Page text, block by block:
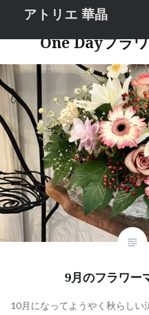
テ
ツ
へ
ス
ッ
プ
アトリエ 華晶
タグ: 花とみどりの
One Dayフラ
9月のフラワー
10月になってようやく秋らしい